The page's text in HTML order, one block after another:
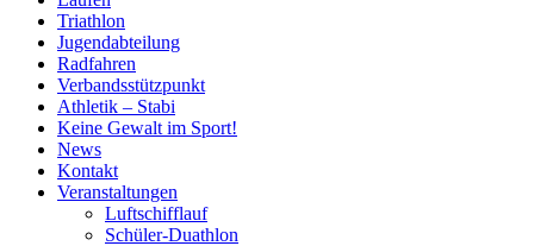
Triathlon
Jugendabteilung
Radfahren
Verbandsstützpunkt
Athletik – Stabi
Keine Gewalt im Sport!
News
Kontakt
Veranstaltungen
Luftschifflauf
Schüler-Duathlon